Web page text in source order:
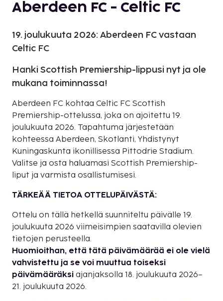
Aberdeen FC - Celtic FC
19. joulukuuta 2026: Aberdeen FC vastaan
Celtic FC
Hanki Scottish Premiership-lippusi nyt ja ole
mukana toiminnassa!
Aberdeen FC kohtaa Celtic FC Scottish
Premiership-ottelussa, joka on ajoitettu 19.
joulukuuta 2026. Tapahtuma järjestetään
kohteessa Aberdeen, Skotlanti, Yhdistynyt
Kuningaskunta ikonillisessa Pittodrie Stadium.
Valitse ja osta haluamasi Scottish Premiership-
liput ja varmista osallistumisesi.
TÄRKEÄÄ TIETOA OTTELUPÄIVÄSTÄ:
Ottelu on tällä hetkellä suunniteltu päivälle 19.
joulukuuta 2026 viimeisimpien saatavilla olevien
tietojen perusteella.
Huomioithan, että tätä päivämäärää ei ole vielä
vahvistettu ja se voi muuttua toiseksi
päivämääräksi ajanjaksolla 18. joulukuuta 2026–
21. joulukuuta 2026.